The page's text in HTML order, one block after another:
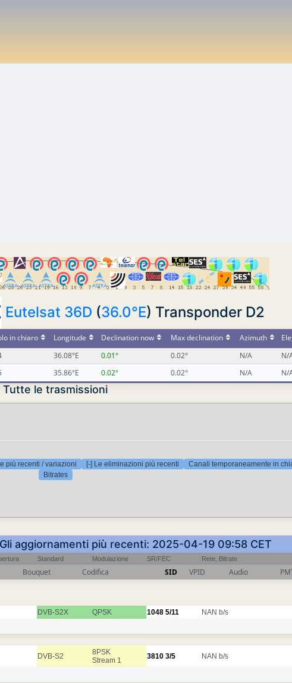
Eutelsat 36D (36.0°E) Transponder D2
in chiaro Longitude Declination now Max declination Azimuth
36.08°E 0.01° 0.02° N/A N/
35.86°E 0.02° 0.02° N/A N/
Tutte le trasmissioni
più recenti / variazioni [-] Le eliminazioni più recenti Canali temporaneamente in
Bitrates
aggiornamenti più recenti: 2025-04-19 09:58 CET
Standard Modulazione SR/FEC Rete, Bitrate
Bouquet Codifica SID VPID Audio
DVB-S2X QPSK 1048 5/11 NAN b/s
DVB-S2
8PSK
Stream 1
3810 3/5 NAN b/s